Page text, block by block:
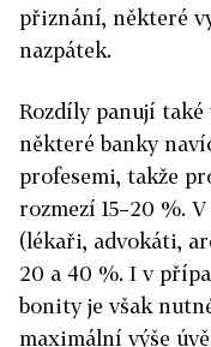
přiznání, některé
nazpátek.
Rozdíly panují také
některé banky
profesemi, takže
rozmezí 15–20 %.
(lékaři, advokáti,
20 a 40 %. I v
bonity je však
maximální výše